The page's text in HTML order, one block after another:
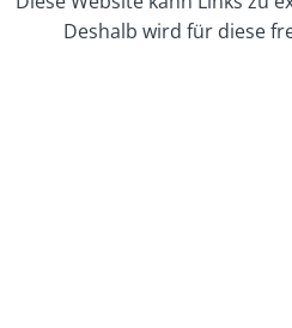
Deshalb wird für diese